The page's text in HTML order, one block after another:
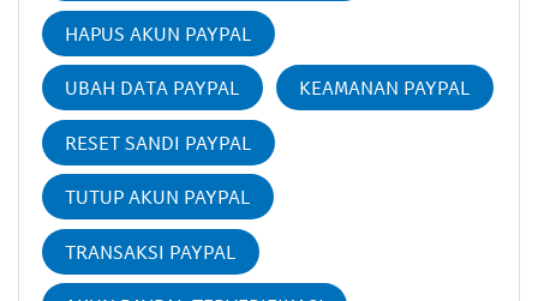
HAPUS AKUN PAYPAL
UBAH DATA PAYPAL KEAMANAN PAYPAL
RESET SANDI PAYPAL
TUTUP AKUN PAYPAL
TRANSAKSI PAYPAL